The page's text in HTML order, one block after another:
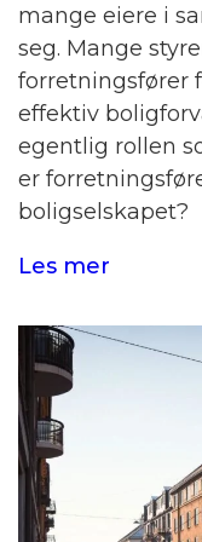
mange eiere i
seg. Mange
forretningsfører
effektiv
egentlig rollen
er
boligselskapet?
Les mer